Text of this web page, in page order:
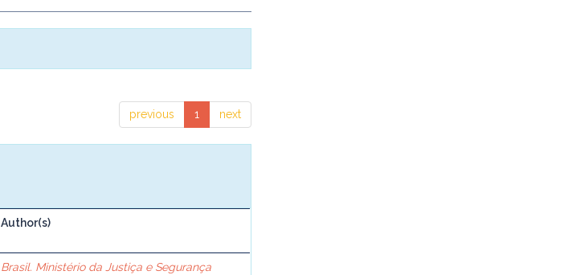
previous 1 next
Author(s)
Brasil. Ministério da Justiça e Segurança